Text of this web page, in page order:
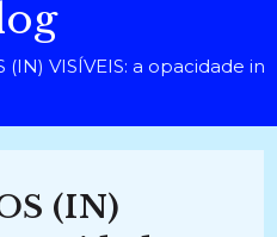
(IN) VISÍVEIS: a opacidade
(IN)